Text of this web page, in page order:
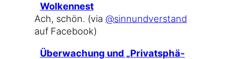
Wol­ken­nest
Ach, schön. (via @sinnundverstand
auf Facebook)
Über­wa­chung und „Pri­vat­sphä­